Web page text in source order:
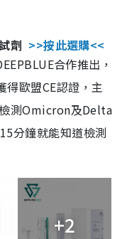
劑 >>按此選購<<
合作推出，
歐盟CE認證，主
測Omicron及Delta
分鐘就能知道檢測
+2